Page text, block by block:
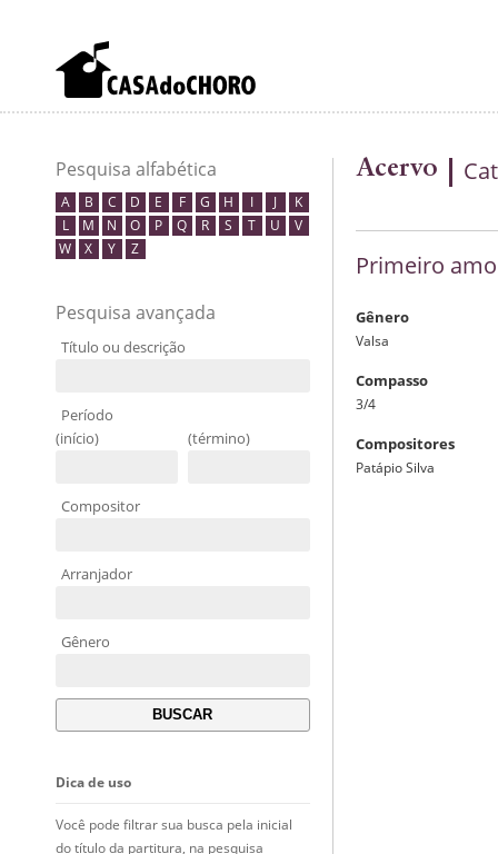
Pesquisa alfabética
A B C D E F G H I J
K
L
M N O P Q R S T U
V
W
X Y Z
Pesquisa avançada
Título ou descrição
Período
(início)
(término)
Compositor
Arranjador
Gênero
Dica de uso
Você pode filtrar sua busca pela inicial
do título da partitura, na pesquisa
Acervo
Primeiro
Gênero
Valsa
Compasso
3/4
Compositores
Patápio Silva